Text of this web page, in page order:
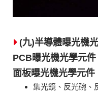
(九)半導體曝光機
PCB曝光機光學元
面板曝光機光學元件
集光鏡、反光碗、